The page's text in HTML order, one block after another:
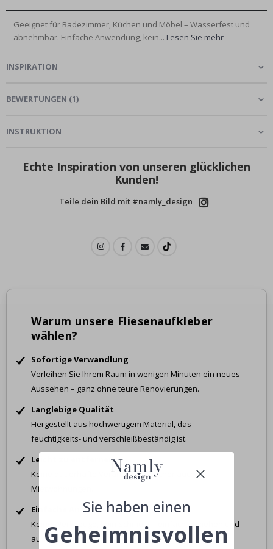
Geeignet für Badezimmer, Küchen und Möbel – Wasserfest und
abnehmbar. Einfache Anwendung, kein... Lesen Sie mehr
INSPIRATION
BEWERTUNGEN (1)
INSTRUKTION
Echte Inspiration von unseren glücklichen
Kunden!
Teile dein Bild mit #namly_design
Warum unsere Fliesenaufkleber
wählen?
Sofortige Verwandlung
Verleihen Sie Ihrem Raum in wenigen Minuten ein neues
Aussehen – ganz ohne teure Renovierungen.
Langlebige Qualität
Hergestellt aus hochwertigem Material, das
feuchtigkeits- und verschleißbeständig ist.
Leicht zu entfernen
Keine dauerhafte Veränderung. Sicher auch in
Mietwohnungen.
Einfache Anwendung
Keine Werkzeuge, kein Schmutz – einfach abziehen und
aufkleben.
Sie haben einen
Geheimnisvollen